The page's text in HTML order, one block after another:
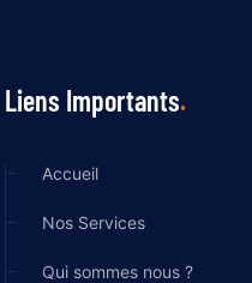
Liens Importants
Accueil
Nos Services
Qui sommes nous ?